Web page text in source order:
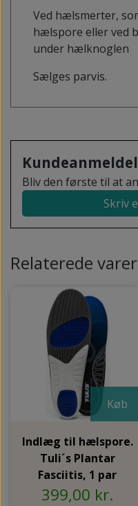
Ved hælsmerter,
hælspore eller ved
under hælknoglen
Sælges parvis.
Bliv den første til at
Skriv
Relaterede varer
Køb
Indlæg til hælspore.
Tuli´s Plantar
Fasciitis, 1 par
399,00 kr.